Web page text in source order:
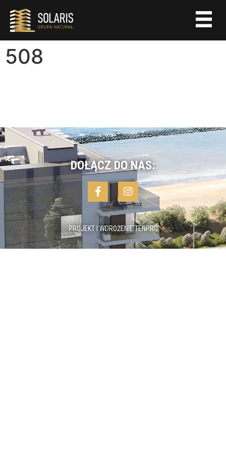
508
DOŁĄCZ DO NAS:
PROJEKT I WDROŻENIETENPRO